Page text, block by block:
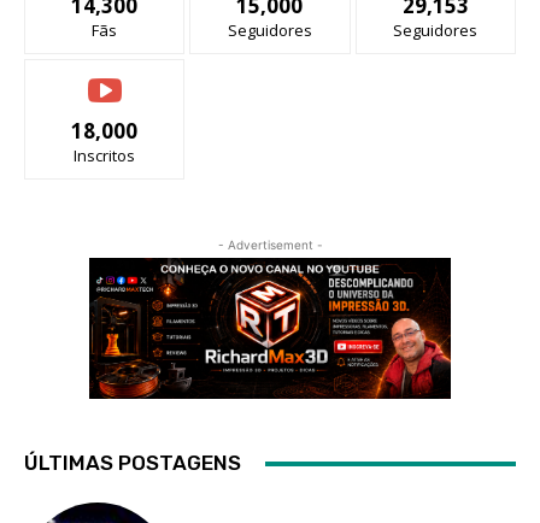
14,300
Fãs
15,000
Seguidores
29,153
Seguidores
18,000
Inscritos
- Advertisement -
ÚLTIMAS POSTAGENS